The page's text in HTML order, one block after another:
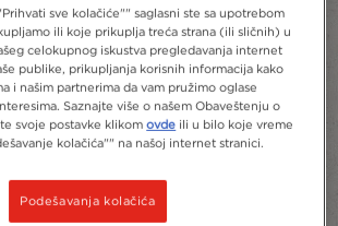
sve kolačiće"" saglasni ste sa upotrebom
ili koje prikuplja treća strana (ili sličnih) u
celokupnog iskustva pregledavanja internet
publike, prikupljanja korisnih informacija kako
i našim partnerima da vam pružimo oglase
Saznajte više o našem Obaveštenju o
svoje postavke klikomovde ili u bilo koje vreme
kolačića"" na našoj internet stranici.
Podešavanja kolačića